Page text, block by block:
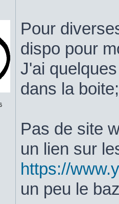
Pour
dispo pour
J'ai
dans la
Pas de site
un lien sur
https://
un peu le